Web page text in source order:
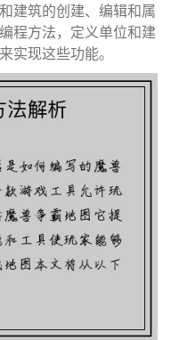
建筑的创建、编辑和属
程方法，定义单位和建
实现这些功能。